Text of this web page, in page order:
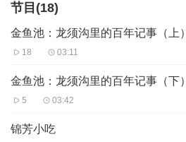
节目(18)
金鱼池：龙须沟里的百年记事（上）
18 03:11
金鱼池：龙须沟里的百年记事（下）
5 03:42
锦芳小吃